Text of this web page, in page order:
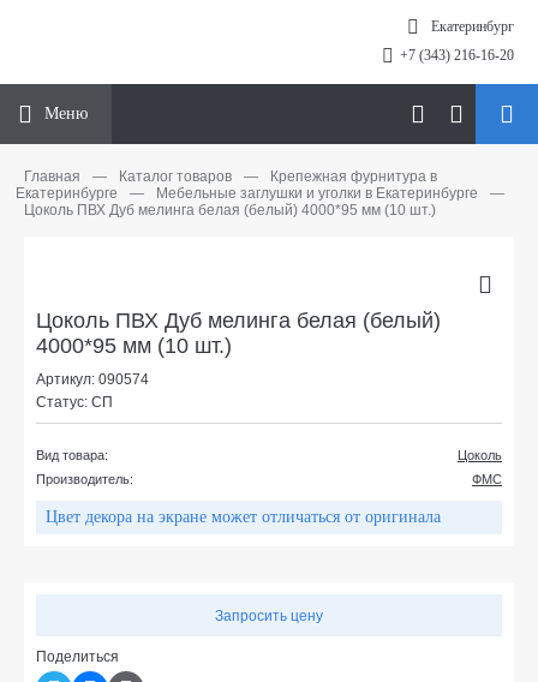
Екатеринбург
+7 (343) 216-16-20
Меню
Главная — Каталог товаров —
Крепежная фурнитура в
Екатеринбурге
— Мебельные заглушки и уголки в Екатеринбурге
—
Цоколь ПВХ Дуб мелинга белая (белый) 4000*95 мм (10 шт.)
Цоколь ПВХ Дуб мелинга белая (белый)
4000*95 мм (10 шт.)
Артикул: 090574
Статус: СП
Вид товара:
Цоколь
Производитель:
ФМС
Цвет декора на экране может отличаться от оригинала
Запросить цену
Поделиться